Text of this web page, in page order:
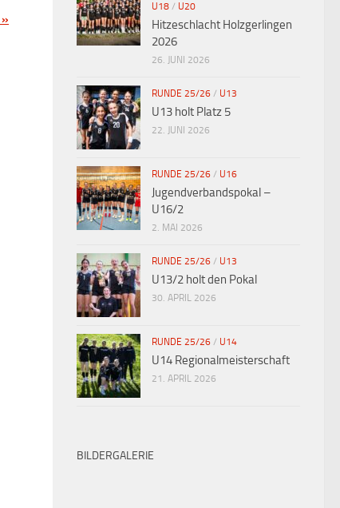
»
U18 / U20
Hitzeschlacht Holzgerlingen
2026
26. JUNI 2026
RUNDE 25/26 / U13
U13 holt Platz 5
22. JUNI 2026
RUNDE 25/26 / U16
Jugendverbandspokal –
U16/2
2. MAI 2026
RUNDE 25/26 / U13
U13/2 holt den Pokal
30. APRIL 2026
RUNDE 25/26 / U14
U14 Regionalmeisterschaft
21. APRIL 2026
BILDERGALERIE